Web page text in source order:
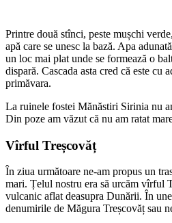
Printre două stînci, peste mușchi
apă care se unesc la bază. Apa
un loc mai plat unde se formează o
dispară. Cascada asta cred că este cu
primăvara.
La ruinele fostei Mănăstiri Sirinia nu
Din poze am văzut că nu am ratat
Vîrful Treșcovăț
În ziua următoare ne-am propus un
mari. Țelul nostru era să urcăm vîrful
vulcanic aflat deasupra Dunării. În
denumirile de Măgura Treșcovăț sau